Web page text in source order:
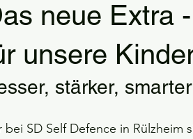
unsere Mitglieder feiern
Frühling Probetraining online buchen
neue Extra
unsere
stärker, smarter
bei SD Self Defence in Rülzheim